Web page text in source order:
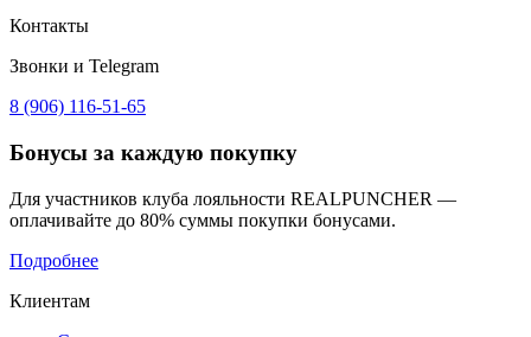
Контакты
Звонки и Telegram
8 (906) 116-51-65
Бонусы за каждую покупку
Для участников клуба лояльности REALPUNCHER —
оплачивайте до 80% суммы покупки бонусами.
Подробнее
Клиентам